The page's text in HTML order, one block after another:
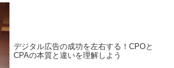
デジタル広告の成功を左右する！CPOと
CPAの本質と違いを理解しよう